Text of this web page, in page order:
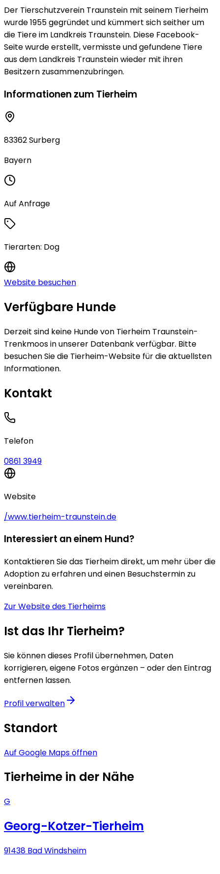
Der Tierschutzverein Traunstein mit seinem Tierheim
wurde 1955 gegründet und kümmert sich seither um
die Tiere im Landkreis Traunstein. Diese Facebook-
Seite wurde erstellt, vermisste und gefundene Tiere
aus dem Landkreis Traunstein wieder mit ihren
Besitzern zusammenzubringen.
Informationen zum Tierheim
83362 Surberg
Bayern
Auf Anfrage
Tierarten: Dog
Website besuchen
Verfügbare Hunde
Derzeit sind keine Hundevon Tierheim Traunstein-
Trenkmoosin unserer Datenbank verfügbar. Bitte
besuchen Sie die Tierheim-Website für die aktuellsten
Informationen.
Kontakt
Telefon
0861 3949
Website
/www.tierheim-traunstein.de
Interessiert an einem Hund?
Kontaktieren Sie das Tierheim direkt, um mehr über die
Adoption zu erfahren und einen Besuchstermin zu
vereinbaren.
Zur Website des Tierheims
Ist das Ihr Tierheim?
Sie können dieses Profil übernehmen, Daten
korrigieren, eigene Fotos ergänzen – oder den Eintrag
entfernen lassen.
Profil verwalten
Standort
Auf Google Maps öffnen
Tierheime in der Nähe
G
Georg-Kotzer-Tierheim
91438 Bad Windsheim